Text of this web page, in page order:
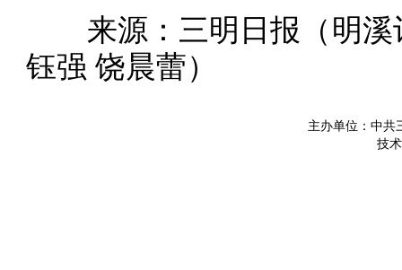
来源：三明日报（明溪
钰强 饶晨蕾）
主办单位：中
技